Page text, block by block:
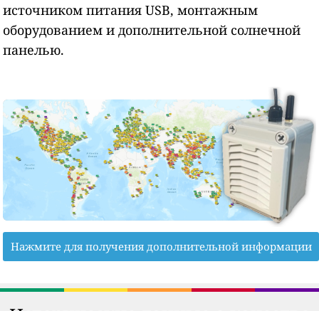
источником питания USB, монтажным
оборудованием и дополнительной солнечной
панелью.
Нажмите для получения дополнительной информации